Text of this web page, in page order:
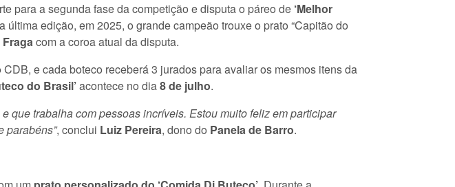
para a segunda fase da competição e disputa o páreo de ‘Melhor
edição, em 2025, o grande campeão trouxe o prato “Capitão do
com a coroa atual da disputa.
e cada boteco receberá 3 jurados para avaliar os mesmos itens da
do Brasil’acontece no dia8 de julho.
que trabalha com pessoas incríveis. Estou muito feliz em participar
parabéns”, conclui Luiz Pereira, dono do Panela de Barro.